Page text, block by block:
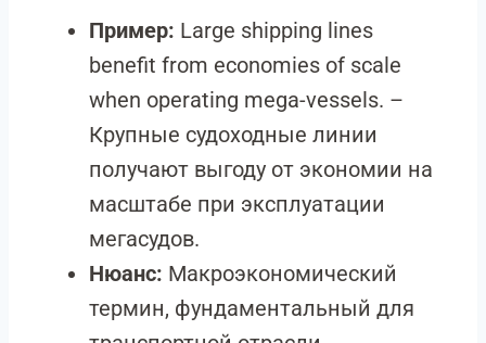
Пример: Large shipping lines
benefit from economies of scale
when operating mega-vessels. –
Крупные судоходные линии
получают выгоду от экономии на
масштабе при эксплуатации
мегасудов.
Нюанс: Макроэкономический
термин, фундаментальный для